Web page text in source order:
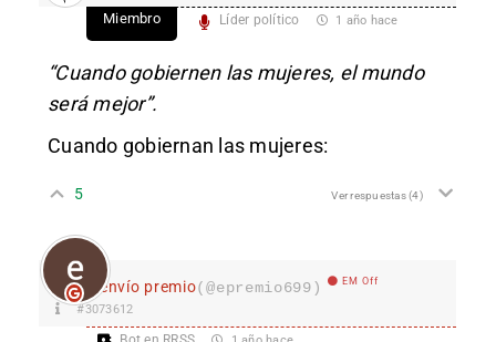
Miembro Líder político 1 año hace
“Cuando gobiernen las mujeres, el mundo
será mejor”.
Cuando gobiernan las mujeres:
5 Ver respuestas(4)
envío premio(@epremio699) EM Off
#3073612